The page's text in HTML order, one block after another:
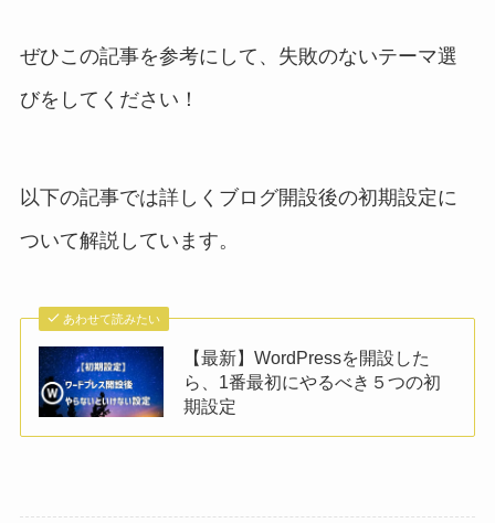
ぜひこの記事を参考にして、失敗のないテーマ選
びをしてください！
以下の記事では詳しくブログ開設後の初期設定に
ついて解説しています。
あわせて読みたい
【最新】WordPressを開設した
ら、1番最初にやるべき５つの初
期設定